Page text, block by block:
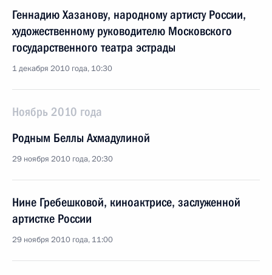
Геннадию Хазанову, народному артисту России,
художественному руководителю Московского
государственного театра эстрады
1 декабря 2010 года, 10:30
Ноябрь 2010 года
Родным Беллы Ахмадулиной
29 ноября 2010 года, 20:30
Нине Гребешковой, киноактрисе, заслуженной
артистке России
29 ноября 2010 года, 11:00